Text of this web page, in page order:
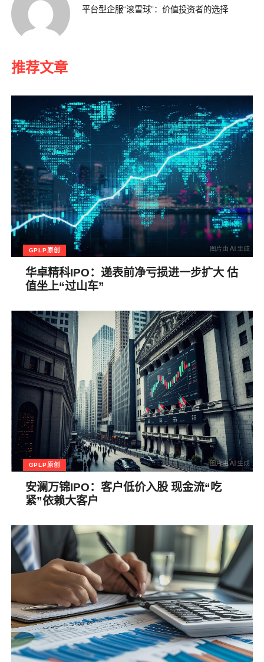
平台型企服“滚雪球”：价值投资者的选择
推荐文章
GPLP原创
华卓精科IPO：递表前净亏损进一步扩大 估
值坐上“过山车”
GPLP原创
安澜万锦IPO：客户低价入股 现金流“吃
紧”依赖大客户